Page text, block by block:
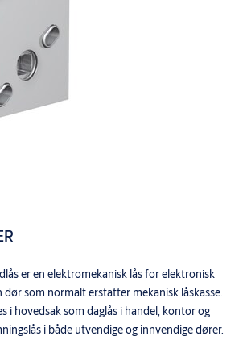
er en elektromekanisk lås for elektronisk
dør som normalt erstatter mekanisk låskasse.
i hovedsak som daglås i handel, kontor og
i både utvendige og innvendige dører.